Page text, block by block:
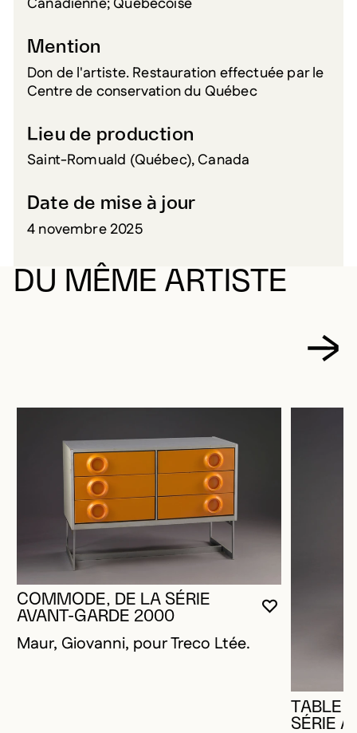
Mention
Don de l'artiste. Restauration effectuée par le
Centre de conservation du Québec
Lieu de production
Saint-Romuald (Québec), Canada
Date de mise à jour
4 novembre 2025
DU MÊME ARTISTE
VOUS
FERMER
OUVRIR LA
COMMODE, DE LA SÉRIE
AVANT-GARDE 2000
Maur, Giovanni, pour Treco Ltée.
TABLE
SÉRIE